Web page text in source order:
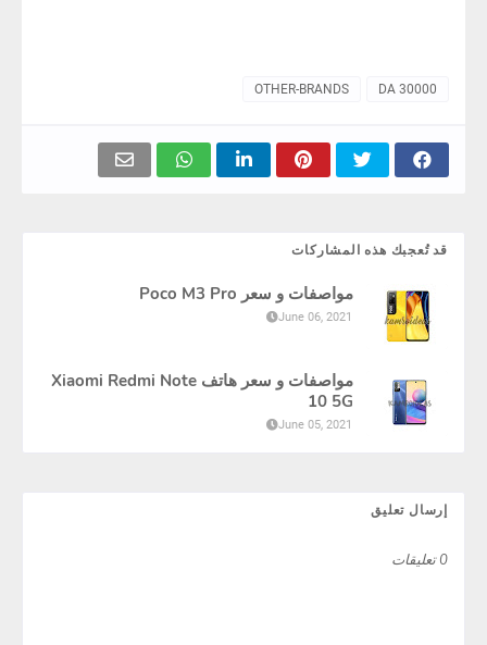
30000 DA
OTHER-BRANDS
قد تُعجبك هذه المشاركات
مواصفات و سعر Poco M3 Pro
June 06, 2021
مواصفات و سعر هاتف Xiaomi Redmi Note
10 5G
June 05, 2021
إرسال تعليق
0 تعليقات